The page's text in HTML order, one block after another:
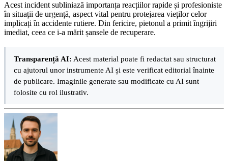
Acest incident subliniază importanța reacțiilor rapide și profesioniste
în situații de urgență, aspect vital pentru protejarea vieților celor
implicați în accidente rutiere. Din fericire, pietonul a primit îngrijiri
imediat, ceea ce i-a mărit șansele de recuperare.
Transparență AI: Acest material poate fi redactat sau structurat
cu ajutorul unor instrumente AI și este verificat editorial înainte
de publicare. Imaginile generate sau modificate cu AI sunt
folosite cu rol ilustrativ.